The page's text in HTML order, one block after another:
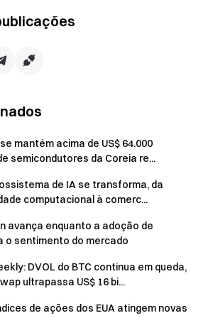
plataforma abrangente de pesquisa
incluindo análise técnica,
pesquisa setorial, previsão de
de criptomoedas envolve alto risco.
totalmente a natureza dos ativos
se responsabiliza por perdas ou
decisões.
mantém acima de US$ 64.000
semicondutores da Coreia re...
de IA se transforma, da
computacional à comerc...
avança enquanto a adoção de
sentimento do mercado
DVOL do BTC continua em queda,
ultrapassa US$ 16 bi...
de ações dos EUA atingem novas